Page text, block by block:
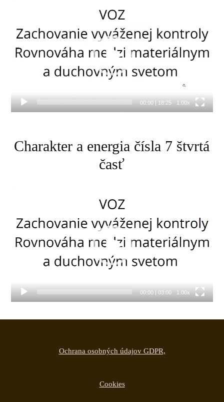
00:00| 18:25 1.00x
Charakter a energia čísla 7 štvrtá
časť
00:00| 03:00 1.00x
Ochrana osobných údajov GDPR,
Cookies